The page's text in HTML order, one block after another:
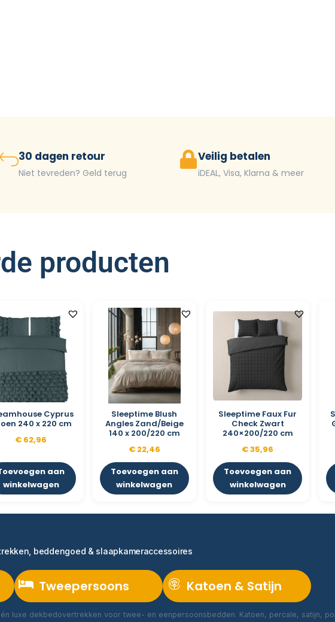
30 dagen retour
Niet tevreden? Geld terug
Veilig betalen
iDEAL, Visa, Klarna & meer
producten
Cyprus
240 x 220 cm
€ 62,96
aan
winkelwagen
Sleeptime Blush
Angles Zand/Beige
140 x 200/220 cm
€22,46
Toevoegen aan
winkelwagen
Sleeptime Faux Fur
Check Zwart
240×200/220 cm
€35,96
Toevoegen aan
winkelwagen
beddengoed & slaapkameraccessoires
Tweepersoons Katoen & Satijn
luxe dekbedovertrekken voor twee- en eenpersoonsbedden. Katoen, percale, satijn,